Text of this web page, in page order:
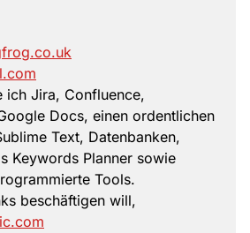
ich Jira, Confluence,
Docs, einen ordentlichen
Text, Datenbanken,
Keywords Planner sowie
Tools.
beschäftigen will,